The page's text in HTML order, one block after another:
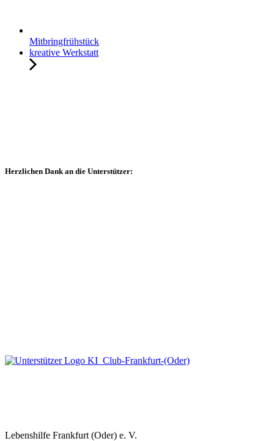
Mitbringfrühstück
kreative Werkstatt
Herzlichen Dank an die Unterstützer:
Lebenshilfe Frankfurt (Oder) e. V.